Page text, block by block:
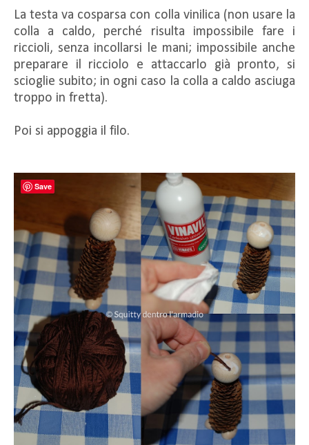
La testa va cosparsa con colla vinilica (non usare la
colla a caldo, perché risulta impossibile fare i
riccioli, senza incollarsi le mani; impossibile anche
preparare il ricciolo e attaccarlo già pronto, si
scioglie subito; in ogni caso la colla a caldo asciuga
troppo in fretta).
Poi si appoggia il filo.
Save